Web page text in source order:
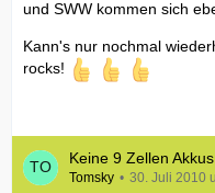
und SWW kommen sich
Kann's nur nochmal
rocks!
Keine 9 Zellen
Tomsky 30. Juli 2010